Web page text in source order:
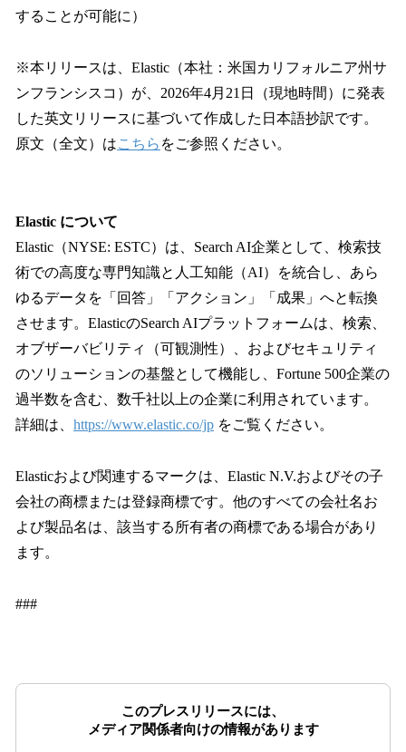
することが可能に）
※本リリースは、Elastic（本社：米国カリフォルニア州サ
ンフランシスコ）が、2026年4月21日（現地時間）に発表
した英文リリースに基づいて作成した日本語抄訳です。
原文（全文）はこちら をご参照ください。
Elastic について
Elastic（NYSE: ESTC）は、Search AI企業として、検索技
術での高度な専門知識と人工知能（AI）を統合し、あら
ゆるデータを「回答」「アクション」「成果」へと転換
させます。ElasticのSearch AIプラットフォームは、検索、
オブザーバビリティ（可観測性）、およびセキュリティ
のソリューションの基盤として機能し、Fortune 500企業の
過半数を含む、数千社以上の企業に利用されています。
詳細は、 https://www.elastic.co/jp をご覧ください。
Elasticおよび関連するマークは、Elastic N.V.およびその子
会社の商標または登録商標です。他のすべての会社名お
よび製品名は、該当する所有者の商標である場合があり
ます。
###
このプレスリリースには、
メディア関係者向けの情報があります